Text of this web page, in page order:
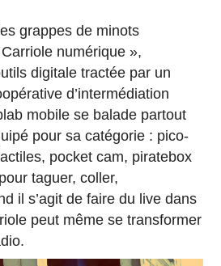
grappes de minots
numérique »,
digitale tractée par un
d’intermédiation
mobile se balade partout
pour sa catégorie : pico-
pocket cam, piratebox
taguer, coller,
il s’agit de faire du live dans
peut même se transformer